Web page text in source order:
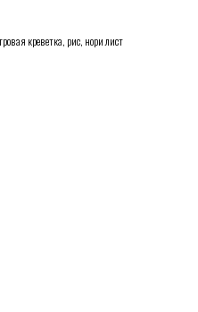
креветка, рис, нори лист